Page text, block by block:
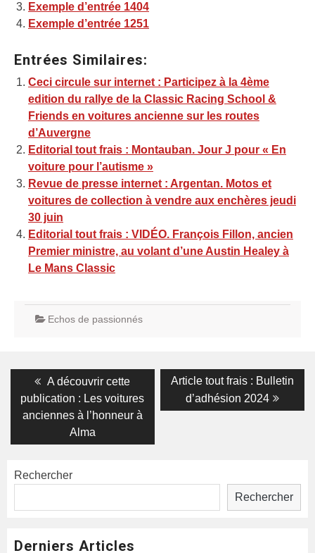
Exemple d’entrée 1404
Exemple d’entrée 1251
Entrées Similaires:
Ceci circule sur internet : Participez à la 4ème
edition du rallye de la Classic Racing School &
Friends en voitures ancienne sur les routes
d’Auvergne
Editorial tout frais : Montauban. Jour J pour « En
voiture pour l’autisme »
Revue de presse internet : Argentan. Motos et
voitures de collection à vendre aux enchères jeudi
30 juin
Editorial tout frais : VIDÉO. François Fillon, ancien
Premier ministre, au volant d’une Austin Healey à
Le Mans Classic
Echos de passionnés
Navigation
de
l’article
Previous
post:
A découvrir cette
publication : Les voitures
anciennes à l’honneur à
Alma
Next
post:
Article tout frais : Bulletin
d’adhésion 2024
Rechercher
Rechercher
Derniers Articles